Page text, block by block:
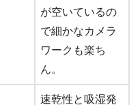
が空いているの
で細かなカメラ
ワークも楽ち
ん。
速乾性と吸湿発